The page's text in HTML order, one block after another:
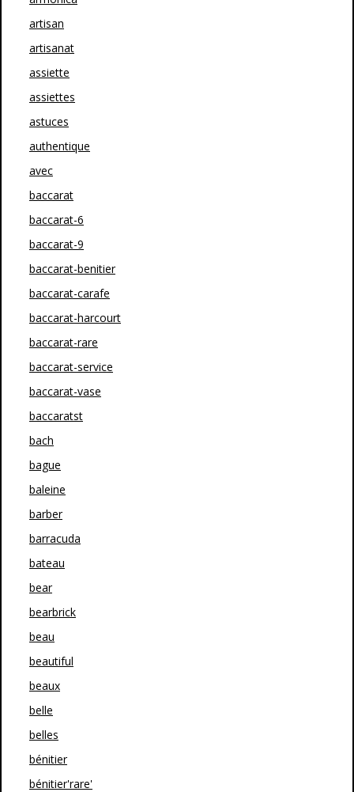
artisan
artisanat
assiette
assiettes
astuces
authentique
avec
baccarat
baccarat-6
baccarat-9
baccarat-benitier
baccarat-carafe
baccarat-harcourt
baccarat-rare
baccarat-service
baccarat-vase
baccaratst
bach
bague
baleine
barber
barracuda
bateau
bear
bearbrick
beau
beautiful
beaux
belle
belles
bénitier
bénitier'rare'